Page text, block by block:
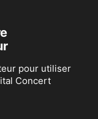
pour utiliser
Concert